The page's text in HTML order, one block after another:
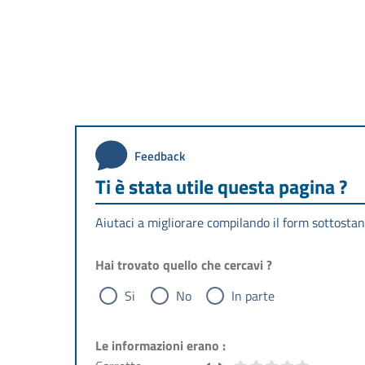
Feedback
Ti è stata utile questa pagina ?
Aiutaci a migliorare compilando il form
Hai trovato quello che cercavi ?
Si
No In parte
Le informazioni erano :